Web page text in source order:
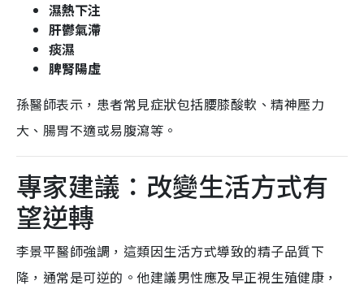
濕熱下注
肝鬱氣滯
痰濕
脾腎陽虛
孫醫師表示，患者常見症狀包括腰膝酸軟、精神壓力
大、腸胃不適或易腹瀉等。
專家建議：改變生活方式有
望逆轉
李景平醫師強調，這類因生活方式導致的精子品質下
降，通常是可逆的。他建議男性應及早正視生殖健康，